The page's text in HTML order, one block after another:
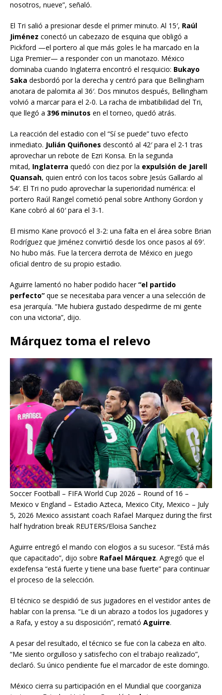
nosotros, nueve”, señaló.
El Tri salió a presionar desde el primer minuto. Al 15′, Raúl
Jiménez conectó un cabezazo de esquina que obligó a
Pickford —el portero al que más goles le ha marcado en la
Liga Premier— a responder con un manotazo. México
dominaba cuando Inglaterra encontró el resquicio: Bukayo
Saka desbordó por la derecha y centró para que Bellingham
anotara de palomita al 36′. Dos minutos después, Bellingham
volvió a marcar para el 2-0. La racha de imbatibilidad del Tri,
que llegó a 396 minutos en el torneo, quedó atrás.
La reacción del estadio con el “Sí se puede” tuvo efecto
inmediato. Julián Quiñones descontó al 42′ para el 2-1 tras
aprovechar un rebote de Ezri Konsa. En la segunda
mitad, Inglaterra quedó con diez por la expulsión de Jarell
Quansah, quien entró con los tacos sobre Jesús Gallardo al
54′. El Tri no pudo aprovechar la superioridad numérica: el
portero Raúl Rangel cometió penal sobre Anthony Gordon y
Kane cobró al 60′ para el 3-1.
El mismo Kane provocó el 3-2: una falta en el área sobre Brian
Rodríguez que Jiménez convirtió desde los once pasos al 69′.
No hubo más. Fue la tercera derrota de México en juego
oficial dentro de su propio estadio.
Aguirre lamentó no haber podido hacer“el partido
perfecto” que se necesitaba para vencer a una selección de
esa jerarquía. “Me hubiera gustado despedirme de mi gente
con una victoria”, dijo.
Márquez toma el relevo
Soccer Football – FIFA World Cup 2026 – Round of 16 –
Mexico v England – Estadio Azteca, Mexico City, Mexico – July
5, 2026 Mexico assistant coach Rafael Marquez during the first
half hydration break REUTERS/Eloisa Sanchez
Aguirre entregó el mando con elogios a su sucesor. “Está más
que capacitado”, dijo sobre Rafael Márquez. Agregó que el
exdefensa “está fuerte y tiene una base fuerte” para continuar
el proceso de la selección.
El técnico se despidió de sus jugadores en el vestidor antes de
hablar con la prensa. “Le di un abrazo a todos los jugadores y
a Rafa, y estoy a su disposición”, remató Aguirre.
A pesar del resultado, el técnico se fue con la cabeza en alto.
“Me siento orgulloso y satisfecho con el trabajo realizado”,
declaró. Su único pendiente fue el marcador de este domingo.
México cierra su participación en el Mundial que coorganiza